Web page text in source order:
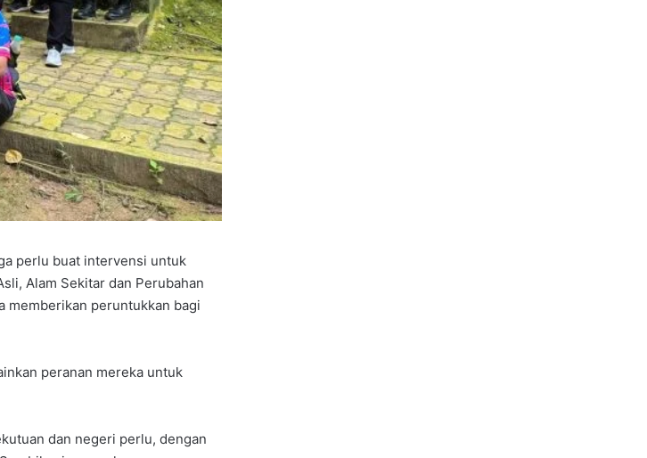
perlu buat intervensi untuk
Alam Sekitar dan Perubahan
memberikan peruntukkan bagi
peranan mereka untuk
dan negeri perlu, dengan